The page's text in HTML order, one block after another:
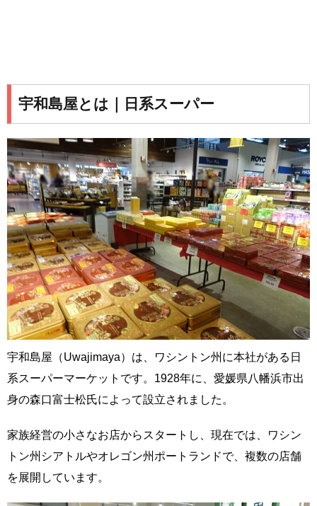
宇和島屋とは｜日系スーパー
宇和島屋（Uwajimaya）は、ワシントン州に本社がある日
系スーパーマーケットです。1928年に、愛媛県八幡浜市出
身の森口富士松氏によって設立されました。
家族経営の小さなお店からスタートし、現在では、ワシン
トン州シアトルやオレゴン州ポートランドで、複数の店舗
を展開しています。